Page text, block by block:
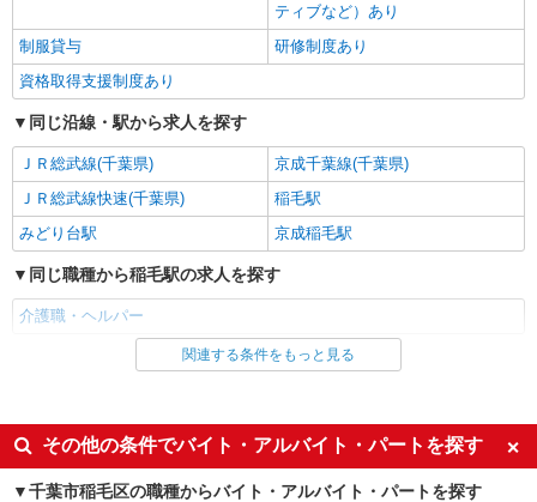
ティブなど）あり
制服貸与
研修制度あり
資格取得支援制度あり
同じ沿線・駅から求人を探す
ＪＲ総武線(千葉県)
京成千葉線(千葉県)
ＪＲ総武線快速(千葉県)
稲毛駅
みどり台駅
京成稲毛駅
同じ職種から稲毛駅の求人を探す
介護職・ヘルパー
同じ雇用形態から稲毛駅の求人を探す
同じ特徴から稲毛駅の求人を探す
入社日応相談
未経験歓迎
関連する条件をもっと見る
その他の条件でバイト・アルバイト・パートを探す
千葉市稲毛区の職種からバイト・アルバイト・パートを探す